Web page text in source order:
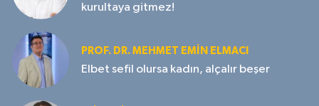
kurultaya gitmez!
PROF. DR. MEHMET EMIN ELMACI
Elbet sefil olursa kadın, alçalır beşer